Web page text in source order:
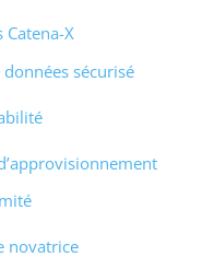
X
données sécurisé
novatrice